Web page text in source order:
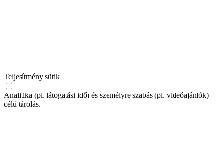
Teljesítmény sütik
Analitika (pl. látogatási idő) és személyre szabás (pl. videóajánlók)
célú tárolás.